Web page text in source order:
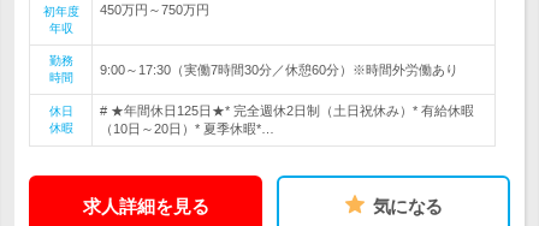
初年度
年収
450万円～750万円
勤務
時間
9:00～17:30（実働7時間30分／休憩60分）※時間外労働あり
休日
休暇
# ★年間休日125日★* 完全週休2日制（土日祝休み）* 有給休暇
（10日～20日）* 夏季休暇*…
求人詳細を見る 気になる